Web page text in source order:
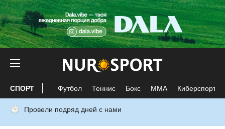
СПОРТ Футбол Теннис Бокс ММА Киберспорт
Провели подряд дней с нами